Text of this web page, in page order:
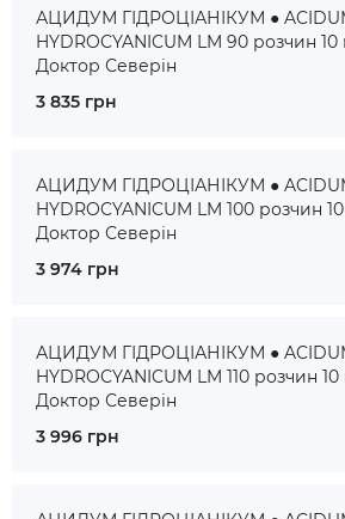
АЦИДУМ ГІДРОЦІАНІКУМ ●
HYDROCYANICUM LM 90 розчин
Доктор Северін
3 835 грн
АЦИДУМ ГІДРОЦІАНІКУМ ●
HYDROCYANICUM LM 100 розчин
Доктор Северін
3 974 грн
АЦИДУМ ГІДРОЦІАНІКУМ ●
HYDROCYANICUM LM 110 розчин
Доктор Северін
3 996 грн